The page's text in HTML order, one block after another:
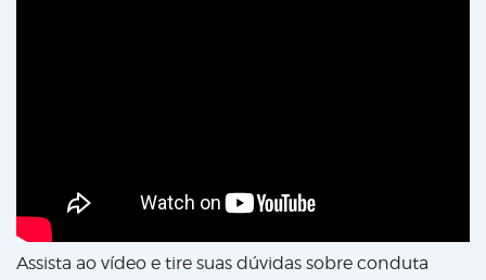
Assista ao vídeo e tire suas dúvidas sobre conduta